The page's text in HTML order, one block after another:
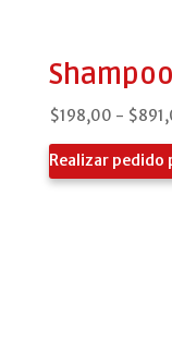
$198,00 - $
Realizar pedido